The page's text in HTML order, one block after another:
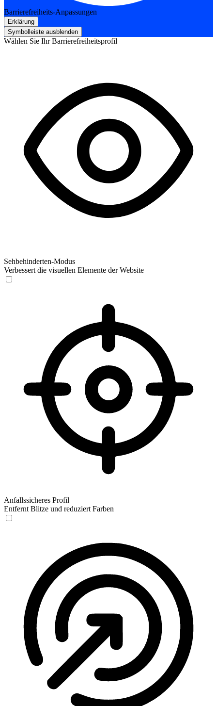
Barrierefreiheits-Anpassungen
Erklärung
Symbolleiste ausblenden
Wählen Sie Ihr Barrierefreiheitsprofil
Sehbehinderten-Modus
Verbessert die visuellen Elemente der Website
Anfallssicheres Profil
Entfernt Blitze und reduziert Farben